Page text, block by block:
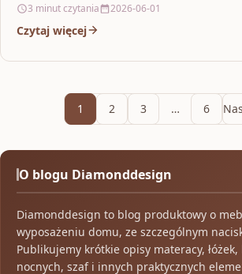
3 minut czytania 2026-06-01
Czytaj więcej
1 2 3 … 6
O blogu Diamonddesign
Diamonddesign to blog produktowy o
wyposażeniu domu, ze szczególnym
Publikujemy krótkie opisy materacy,
nocnych, szaf i innych praktycznych